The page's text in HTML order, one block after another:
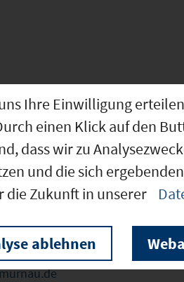
Kemmelpark (09180124)
Straße 3
murnau.de
Ihre Einwilligung
einen Klick auf den
dass wir zu
und die sich
die Zukunft in unserer
ablehnen